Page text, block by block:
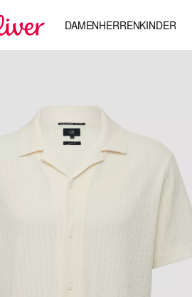
DAMENHERRENKINDER